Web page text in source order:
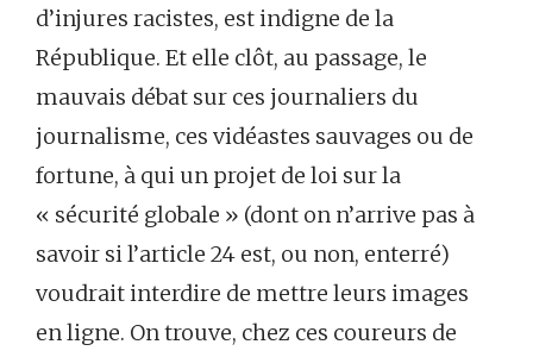
d’injures racistes, est indigne de la
République. Et elle clôt, au passage, le
mauvais débat sur ces journaliers du
journalisme, ces vidéastes sauvages ou de
fortune, à qui un projet de loi sur la
« sécurité globale » (dont on n’arrive pas à
savoir si l’article 24 est, ou non, enterré)
voudrait interdire de mettre leurs images
en ligne. On trouve, chez ces coureurs de